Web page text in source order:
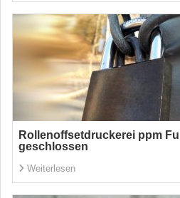
Rollenoffsetdruckerei ppm
geschlossen
Weiterlesen